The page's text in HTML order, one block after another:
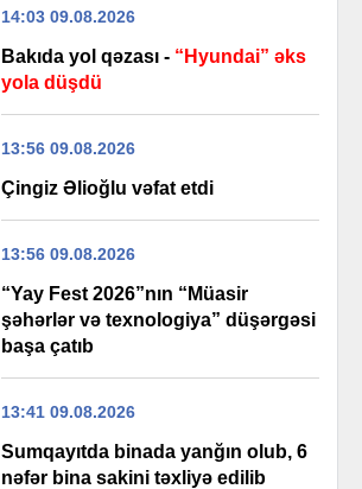
14:03 09.08.2026
Bakıda yol qəzası - “Hyundai” əks
yola düşdü
13:56 09.08.2026
Çingiz Əlioğlu vəfat etdi
13:56 09.08.2026
“Yay Fest 2026”nın “Müasir
şəhərlər və texnologiya” düşərgəsi
başa çatıb
13:41 09.08.2026
Sumqayıtda binada yanğın olub, 6
nəfər bina sakini təxliyə edilib